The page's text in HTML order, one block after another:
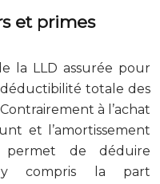
et primes
la LLD assurée pour
déductibilité totale des
à l’achat
et l’amortissement
de déduire
y compris la part